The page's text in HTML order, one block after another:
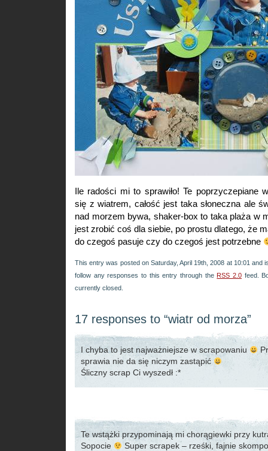
Ile radości mi to sprawiło! Te poprzyczepiane
się z wiatrem, całość jest taka słoneczna ale
nad morzem bywa, shaker-box to taka plaża w
jest zrobić coś dla siebie, po prostu dlatego, że
do czegoś pasuje czy do czegoś jest potrzebne
This entry was posted on Saturday, April 19th, 2008 at 10:01 and
follow any responses to this entry through the RSS 2.0 feed.
currently closed.
17 responses to “wiatr od morza”
I chyba to jest najważniejsze w scrapowaniu
sprawia nie da się niczym zastąpić
Śliczny scrap Ci wyszedł :*
Te wstążki przypominają mi chorągiewki przy
Sopocie
Super scrapek – rześki, fajnie